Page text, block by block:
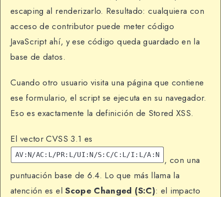
escaping al renderizarlo. Resultado: cualquiera con
acceso de contributor puede meter código
JavaScript ahí, y ese código queda guardado en la
base de datos.
Cuando otro usuario visita una página que contiene
ese formulario, el script se ejecuta en su navegador.
Eso es exactamente la definición de Stored XSS.
El vector CVSS 3.1 es
AV:N/AC:L/PR:L/UI:N/S:C/C:L/I:L/A:N
, con una
puntuación base de 6.4. Lo que más llama la
atención es elScope Changed (S:C): el impacto